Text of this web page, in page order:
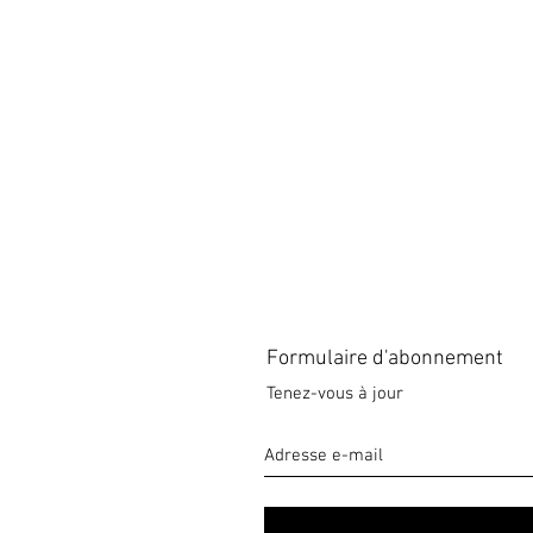
Formulaire d'abonnement
Tenez-vous à jour